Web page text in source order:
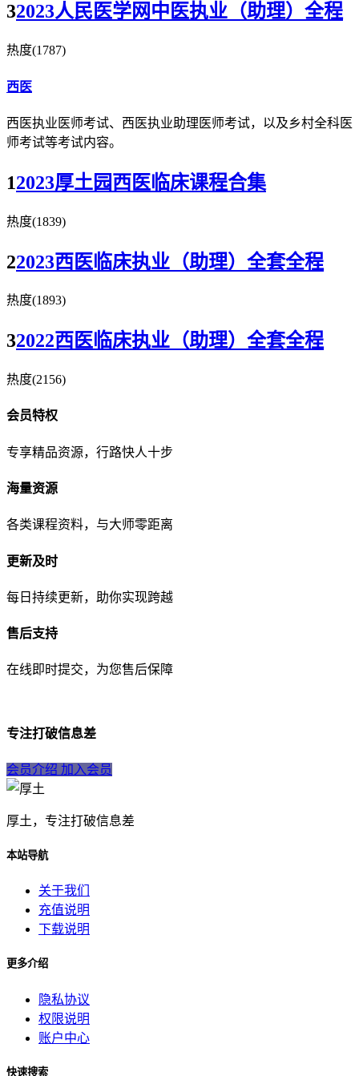
32023人民医学网中医执业（助理）全程
热度(1787)
西医
西医执业医师考试、西医执业助理医师考试，以及乡村全科医
师考试等考试内容。
12023厚土园西医临床课程合集
热度(1839)
22023西医临床执业（助理）全套全程
热度(1893)
32022西医临床执业（助理）全套全程
热度(2156)
会员特权
专享精品资源，行路快人十步
海量资源
各类课程资料，与大师零距离
更新及时
每日持续更新，助你实现跨越
售后支持
在线即时提交，为您售后保障
专注打破信息差
会员介绍 加入会员
厚土，专注打破信息差
本站导航
关于我们
充值说明
下载说明
更多介绍
隐私协议
权限说明
账户中心
快速搜索